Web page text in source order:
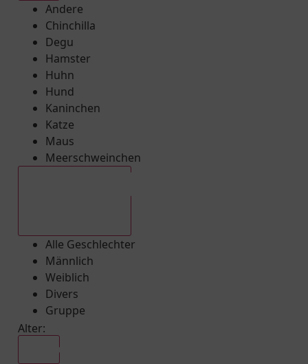
Andere
Chinchilla
Degu
Hamster
Huhn
Hund
Kaninchen
Katze
Maus
Meerschweinchen
Alle Geschlechter
Männlich
Weiblich
Divers
Gruppe
Alter: